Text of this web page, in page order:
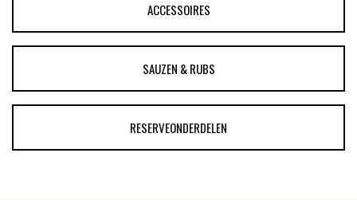
ACCESSOIRES
SAUZEN & RUBS
RESERVEONDERDELEN